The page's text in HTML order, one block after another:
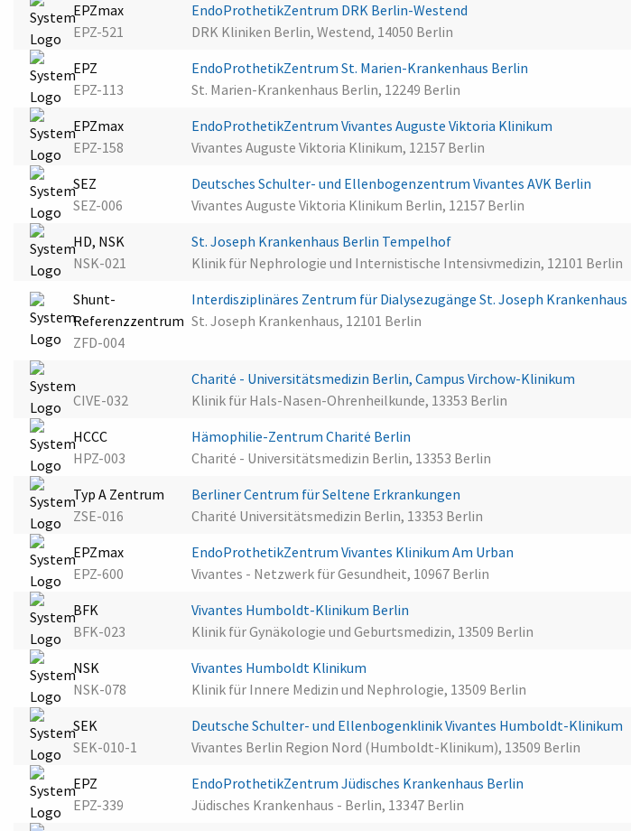
EPZmax
EPZ-521
EndoProthetikZentrum DRK Berlin-Westend
DRK Kliniken Berlin, Westend, 14050 Berlin
EPZ
EPZ-113
EndoProthetikZentrum St. Marien-Krankenhaus Berlin
St. Marien-Krankenhaus Berlin, 12249 Berlin
EPZmax
EPZ-158
EndoProthetikZentrum Vivantes Auguste Viktoria Klinikum
Vivantes Auguste Viktoria Klinikum, 12157 Berlin
SEZ
SEZ-006
Deutsches Schulter- und Ellenbogenzentrum Vivantes AVK Berlin
Vivantes Auguste Viktoria Klinikum Berlin, 12157 Berlin
HD, NSK
NSK-021
St. Joseph Krankenhaus Berlin Tempelhof
Klinik für Nephrologie und Internistische Intensivmedizin, 12101 Berlin
Shunt-
Referenzzentrum
ZFD-004
Interdisziplinäres Zentrum für Dialysezugänge St. Joseph Krankenhaus
St. Joseph Krankenhaus, 12101 Berlin
CIVE-032
Charité - Universitätsmedizin Berlin, Campus Virchow-Klinikum
Klinik für Hals-Nasen-Ohrenheilkunde, 13353 Berlin
HCCC
HPZ-003
Hämophilie-Zentrum Charité Berlin
Charité - Universitätsmedizin Berlin, 13353 Berlin
Typ A Zentrum
ZSE-016
Berliner Centrum für Seltene Erkrankungen
Charité Universitätsmedizin Berlin, 13353 Berlin
EPZmax
EPZ-600
EndoProthetikZentrum Vivantes Klinikum Am Urban
Vivantes - Netzwerk für Gesundheit, 10967 Berlin
BFK
BFK-023
Vivantes Humboldt-Klinikum Berlin
Klinik für Gynäkologie und Geburtsmedizin, 13509 Berlin
NSK
NSK-078
Vivantes Humboldt Klinikum
Klinik für Innere Medizin und Nephrologie, 13509 Berlin
SEK
SEK-010-1
Deutsche Schulter- und Ellenbogenklinik Vivantes Humboldt-Klinikum
Vivantes Berlin Region Nord (Humboldt-Klinikum), 13509 Berlin
EPZ
EPZ-339
EndoProthetikZentrum Jüdisches Krankenhaus Berlin
Jüdisches Krankenhaus - Berlin, 13347 Berlin